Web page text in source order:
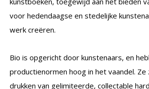
voor hedendaagse en stedelijke
werk creëren.
Bio is opgericht door kunstenaars, en
productienormen hoog in het vaandel.
drukken van gelimiteerde, collectable